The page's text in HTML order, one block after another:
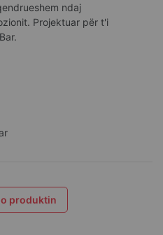
ndaj
Projektuar për t'i
produktin